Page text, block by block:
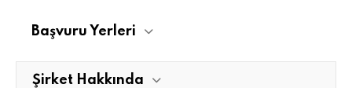
Başvuru Yerleri
Şirket Hakkında